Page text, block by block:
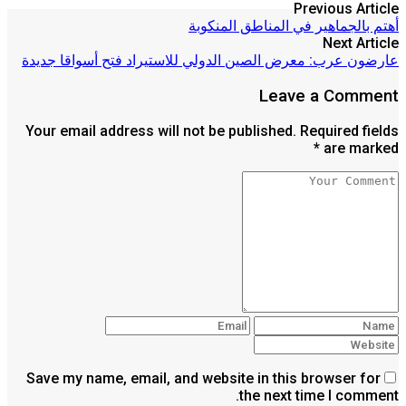
Previous Article
أهتم بالجماهير في المناطق المنكوبة
Next Article
عارضون عرب: معرض الصين الدولي للاستيراد فتح أسواقا جديدة
Leave a Comment
Your email address will not be published. Required fields
are marked *
Save my name, email, and website in this browser for
the next time I comment.